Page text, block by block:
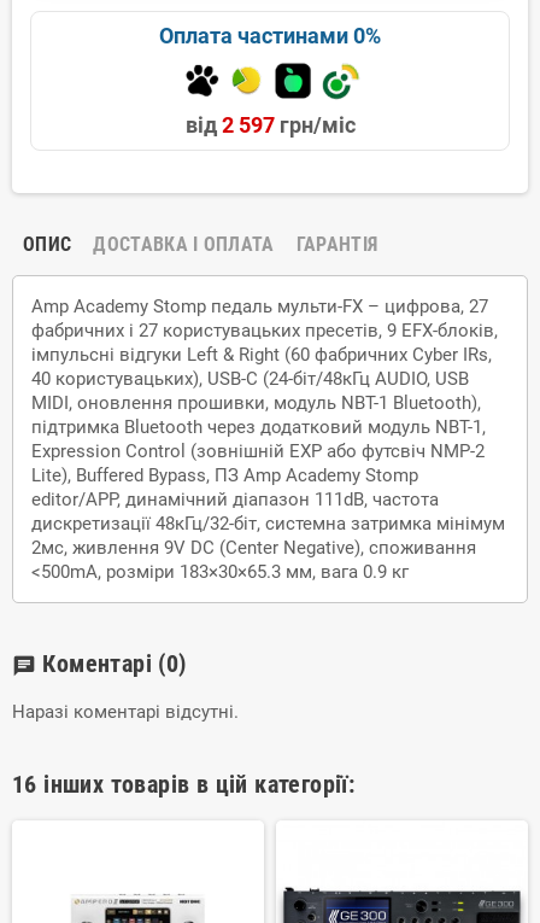
Оплата частинами 0%
від2 597грн/міс
ОПИС ДОСТАВКА І ОПЛАТА ГАРАНТІЯ
Amp Academy Stomp педаль мульти-FX – цифрова, 27
фабричних і 27 користувацьких пресетів, 9 EFX-блоків,
імпульсні відгуки Left & Right (60 фабричних Cyber IRs,
40 користувацьких), USB-C (24-біт/48кГц AUDIO, USB
MIDI, оновлення прошивки, модуль NBT-1 Bluetooth),
підтримка Bluetooth через додатковий модуль NBT-1,
Expression Control (зовнішній EXP або футсвіч NMP-2
Lite), Buffered Bypass, ПЗ Amp Academy Stomp
editor/APP, динамічний діапазон 111dB, частота
дискретизації 48кГц/32-біт, системна затримка мінімум
2мс, живлення 9V DC (Center Negative), споживання
<500mA, розміри 183×30×65.3 мм, вага 0.9 кг
chat Коментарі (0)
Наразі коментарі відсутні.
16 інших товарів в цій категорії: